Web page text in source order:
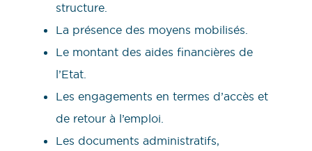
structure.
La présence des moyens mobilisés.
Le montant des aides financières de
l’Etat.
Les engagements en termes d’accès et
de retour à l’emploi.
Les documents administratifs,